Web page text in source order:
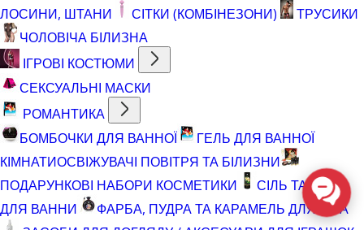
ЛОСИНИ, ШТАНИ
СІТКИ (КОМБІНЕЗОНИ)
ТРУСИКИ
ЧОЛОВІЧА БІЛИЗНА
ІГРОВІ КОСТЮМИ
СЕКСУАЛЬНІ МАСКИ
РОМАНТИКА
БОМБОЧКИ ДЛЯ ВАННОЇ
ГЕЛЬ ДЛЯ ВАННОЇ
КІМНАТИОСВІЖУВАЧІ ПОВІТРЯ ТА БІЛИЗНИ
ПОДАРУНКОВІ НАБОРИ КОСМЕТИКИ
СІЛЬ ТА ПІНА
ДЛЯ ВАННИ
ФАРБА, ПУДРА ТА КАРАМЕЛЬ ДЛЯ ТІЛА